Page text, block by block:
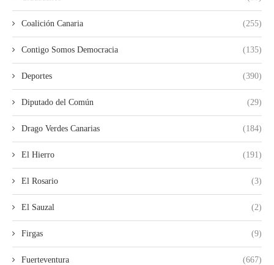
Coalición Canaria (255)
Contigo Somos Democracia (135)
Deportes (390)
Diputado del Común (29)
Drago Verdes Canarias (184)
El Hierro (191)
El Rosario (3)
El Sauzal (2)
Firgas (9)
Fuerteventura (667)